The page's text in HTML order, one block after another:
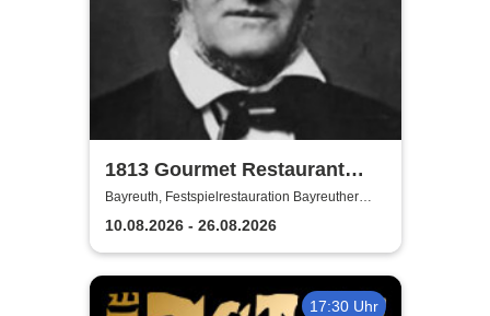
1813 Gourmet Restaurant
2026
Bayreuth, Festspielrestauration Bayreuther
Festspiele
10.08.2026 - 26.08.2026
17:30 Uhr